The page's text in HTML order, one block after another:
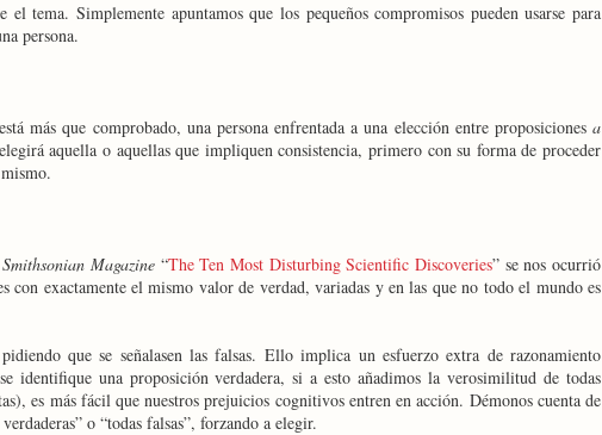
tema. Simplemente apuntamos que los pequeños compromisos pueden usarse para
persona.
más que comprobado, una persona enfrentada a una elección entre proposiciones a
aquella o aquellas que impliquen consistencia, primero con su forma de proceder
Smithsonian Magazine“The Ten Most Disturbing Scientific Discoveries” se nos ocurrió
con exactamente el mismo valor de verdad, variadas y en las que no todo el mundo es
que se señalasen las falsas. Ello implica un esfuerzo extra de razonamiento
identifique una proposición verdadera, si a esto añadimos la verosimilitud de todas
es más fácil que nuestros prejuicios cognitivos entren en acción. Démonos cuenta de
o “todas falsas”, forzando a elegir.